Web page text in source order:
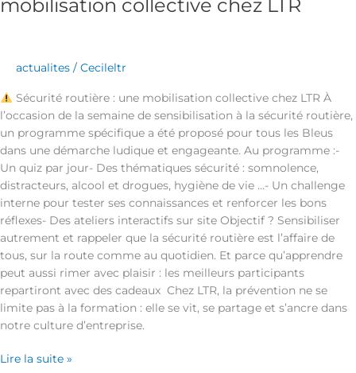
mobilisation collective chez LTR
actualites / Cecileltr
Sécurité routière : une mobilisation collective chez LTR À
l’occasion de la semaine de sensibilisation à la sécurité routière,
un programme spécifique a été proposé pour tous les Bleus
dans une démarche ludique et engageante. Au programme :-
Un quiz par jour- Des thématiques sécurité : somnolence,
distracteurs, alcool et drogues, hygiène de vie …- Un challenge
interne pour tester ses connaissances et renforcer les bons
réflexes- Des ateliers interactifs sur site Objectif ? Sensibiliser
autrement et rappeler que la sécurité routière est l’affaire de
tous, sur la route comme au quotidien. Et parce qu’apprendre
peut aussi rimer avec plaisir : les meilleurs participants
repartiront avec des cadeaux Chez LTR, la prévention ne se
limite pas à la formation : elle se vit, se partage et s’ancre dans
notre culture d’entreprise.
Lire la suite »